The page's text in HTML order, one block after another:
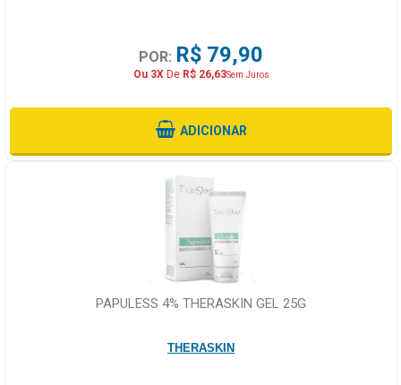
POR: R$ 79,90
Ou 3XDe R$ 26,63Sem Juros
ADICIONAR
PAPULESS 4% THERASKIN GEL 25G
THERASKIN